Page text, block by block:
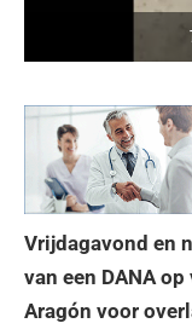
Vrijdagavond en
van een DANA
Aragón voor